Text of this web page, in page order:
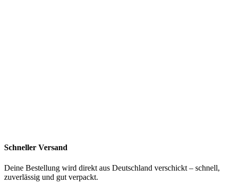
Schneller Versand
Deine Bestellung wird direkt aus Deutschland verschickt – schnell,
zuverlässig und gut verpackt.